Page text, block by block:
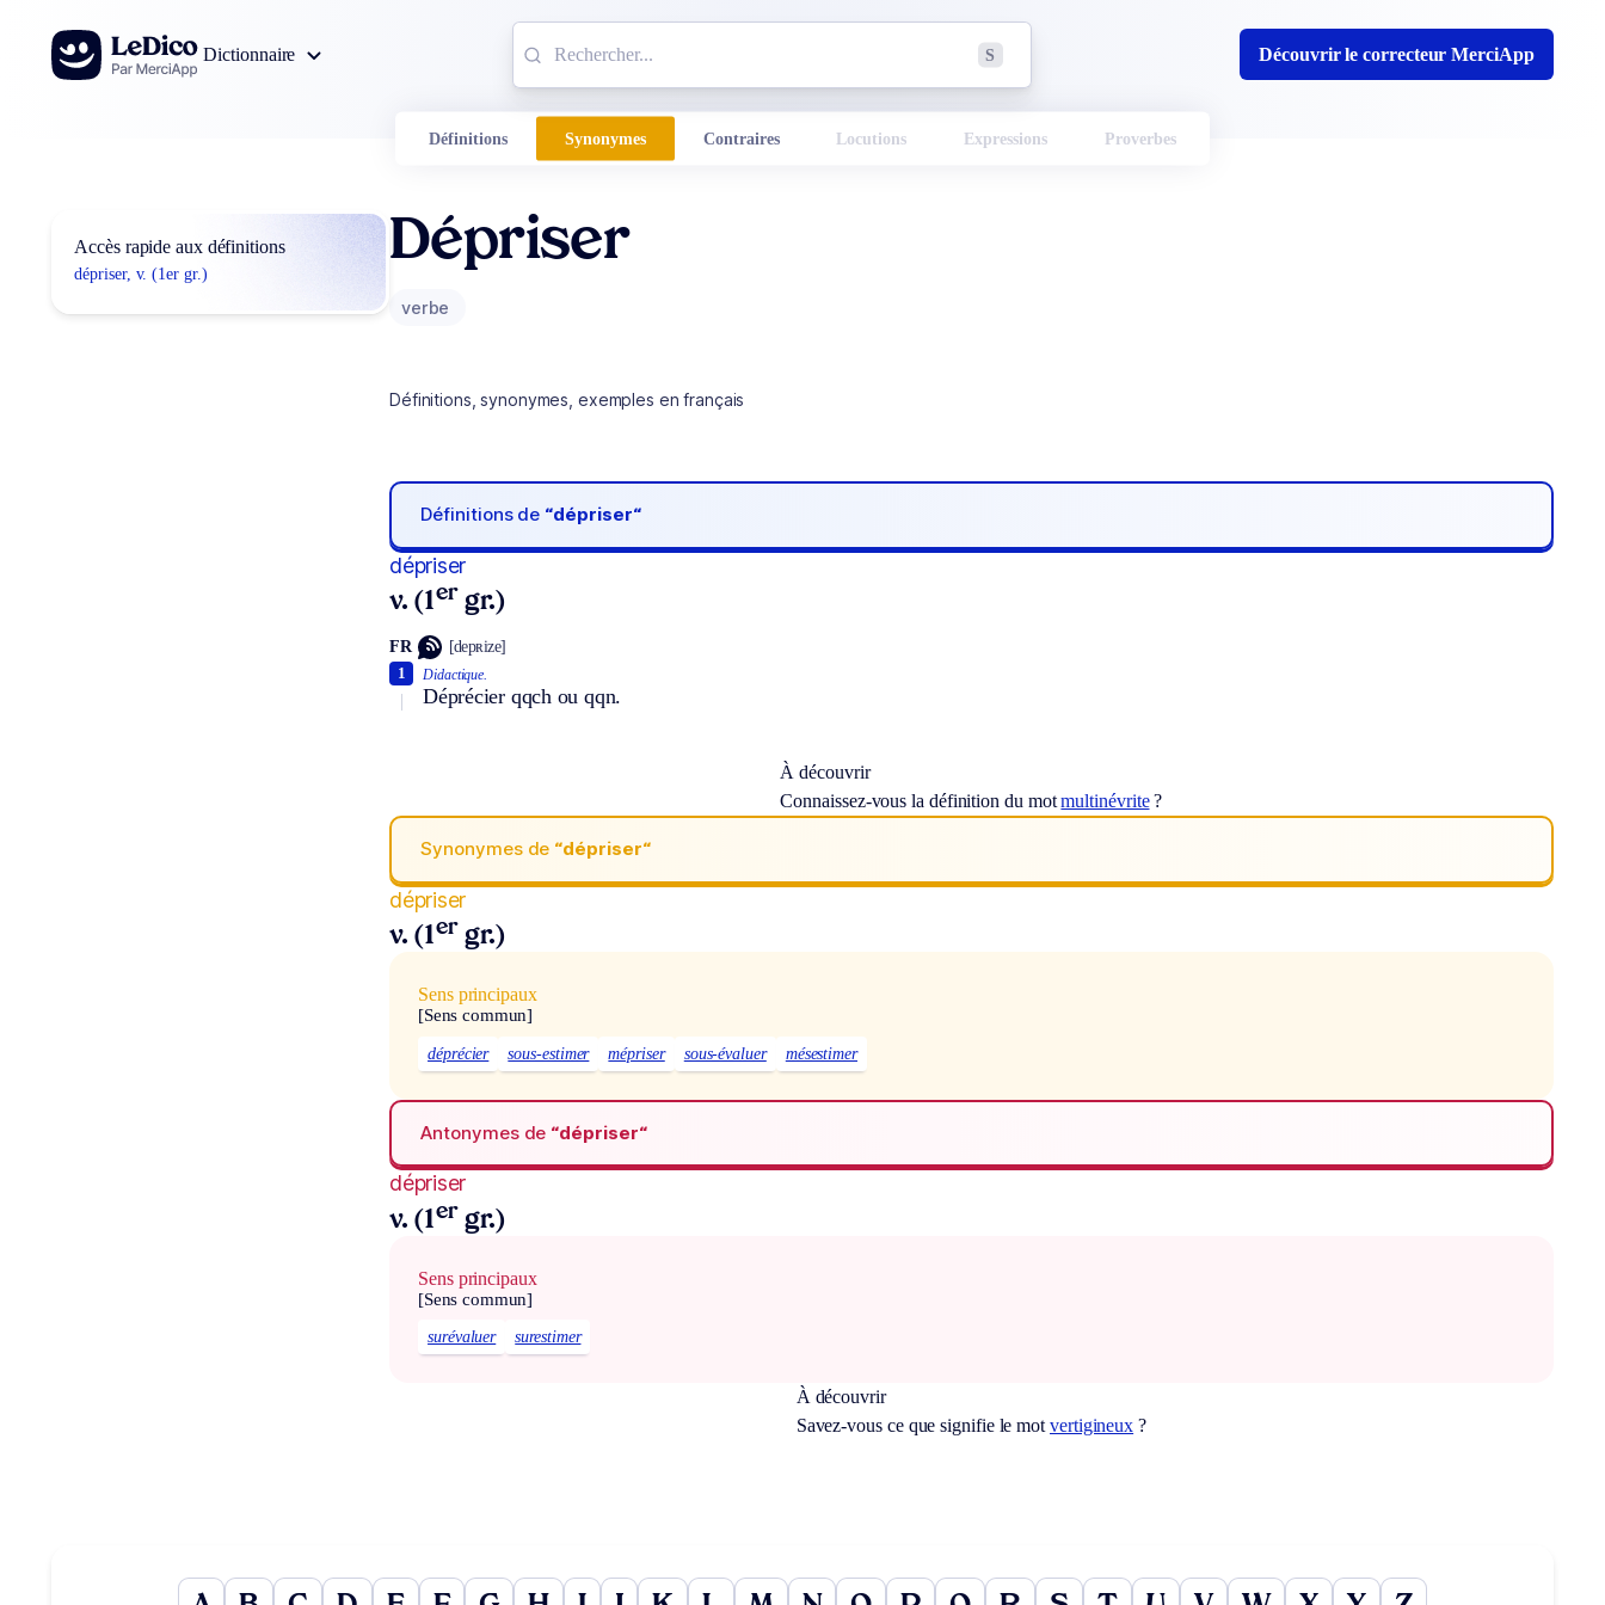
Aller au contenu
Dictionnaire
S Découvrir le correcteur MerciApp
Définitions Synonymes Contraires Locutions Expressions Proverbes
Accès rapide aux définitions
dépriser, v. (1er gr.)
Dépriser
verbe
Définitions, synonymes, exemples en français
Définitions de “dépriser“
dépriser
v. (1er gr.)
FR [depʀize]
Didactique.
Déprécier qqch ou qqn.
1
À découvrir
Connaissez-vous la définition du motmultinévrite?
Synonymes de “dépriser“
dépriser
v. (1er gr.)
Sens principaux
[Sens commun]
déprécier sous-estimer mépriser sous-évaluer mésestimer
Antonymes de “dépriser“
dépriser
v. (1er gr.)
Sens principaux
[Sens commun]
surévaluer surestimer
À découvrir
Savez-vous ce que signifie le motvertigineux ?